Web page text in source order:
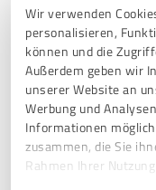
Wir verwenden
personalisieren,
können und die
Außerdem geben wir
unserer Website an
Werbung und
Informationen
zusammen, die Sie
Rahmen Ihrer
5,00 von 5
SEHR GUT
Das Fliesen-Effing-
waren von der